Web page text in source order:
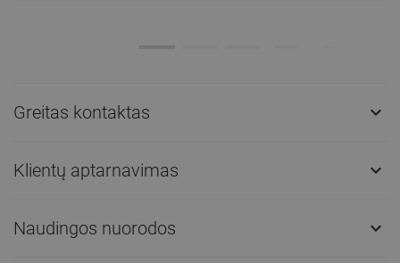
Greitas kontaktas 
Klientų aptarnavimas 
Naudingos nuorodos 